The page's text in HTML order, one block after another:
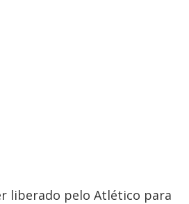
liberado pelo Atlético para